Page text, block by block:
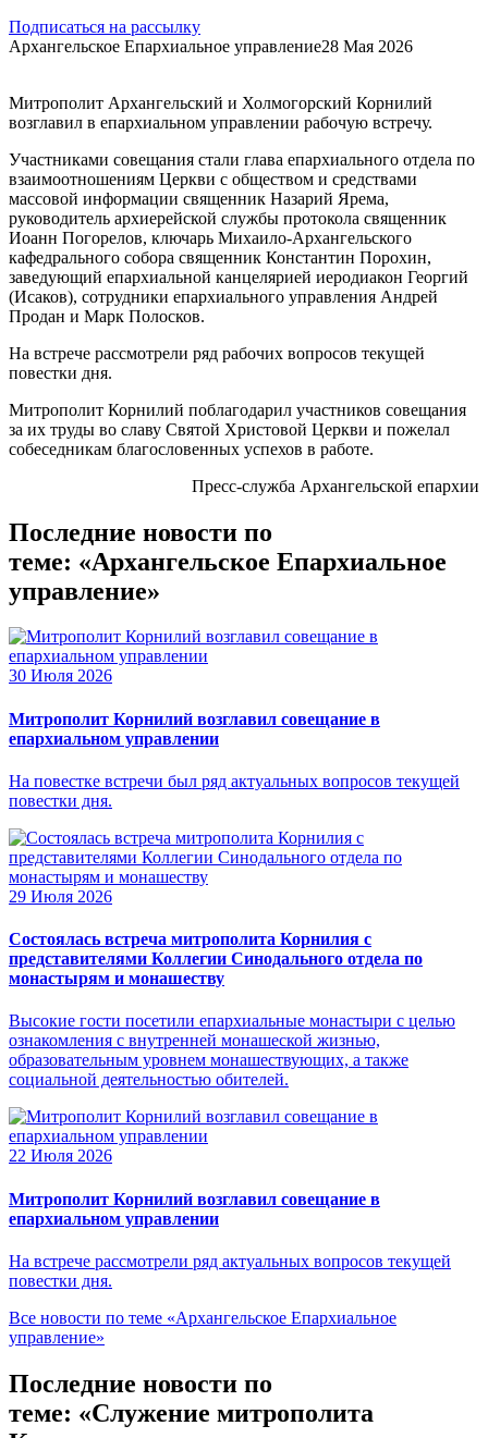
Подписаться на рассылку
Архангельское Епархиальное управление28 Мая 2026
Митрополит Архангельский и Холмогорский Корнилий
возглавил в епархиальном управлении рабочую встречу.
Участниками совещания стали глава епархиального отдела по
взаимоотношениям Церкви с обществом и средствами
массовой информации священник Назарий Ярема,
руководитель архиерейской службы протокола священник
Иоанн Погорелов, ключарь Михаило-Архангельского
кафедрального собора священник Константин Порохин,
заведующий епархиальной канцелярией иеродиакон Георгий
(Исаков), сотрудники епархиального управления Андрей
Продан и Марк Полосков.
На встрече рассмотрели ряд рабочих вопросов текущей
повестки дня.
Митрополит Корнилий поблагодарил участников совещания
за их труды во славу Святой Христовой Церкви и пожелал
собеседникам благословенных успехов в работе.
Пресс-служба Архангельской епархии
Последние новости по
теме: «Архангельское Епархиальное
управление»
30 Июля 2026
Митрополит Корнилий возглавил совещание в
епархиальном управлении
На повестке встречи был ряд актуальных вопросов текущей
повестки дня.
29 Июля 2026
Состоялась встреча митрополита Корнилия с
представителями Коллегии Синодального отдела по
монастырям и монашеству
Высокие гости посетили епархиальные монастыри с целью
ознакомления с внутренней монашеской жизнью,
образовательным уровнем монашествующих, а также
социальной деятельностью обителей.
22 Июля 2026
Митрополит Корнилий возглавил совещание в
епархиальном управлении
На встрече рассмотрели ряд актуальных вопросов текущей
повестки дня.
Все новости по теме «Архангельское Епархиальное
управление»
Последние новости по
теме: «Служение митрополита